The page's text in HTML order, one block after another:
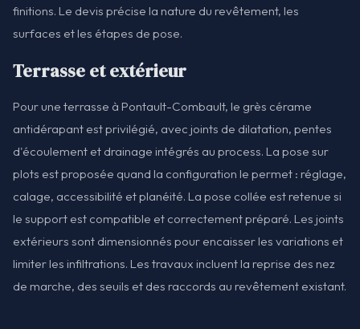
finitions. Le devis précise la nature du revêtement, les
surfaces et les étapes de pose.
Terrasse et extérieur
Pour une terrasse à Pontault-Combault, le grès cérame
antidérapant est privilégié, avec joints de dilatation, pentes
d'écoulement et drainage intégrés au process. La pose sur
plots est proposée quand la configuration le permet : réglage,
calage, accessibilité et planéité. La pose collée est retenue si
le support est compatible et correctement préparé. Les joints
extérieurs sont dimensionnés pour encaisser les variations et
limiter les infiltrations. Les travaux incluent la reprise des nez
de marche, des seuils et des raccords au revêtement existant.